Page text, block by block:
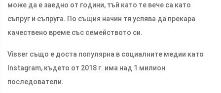
може да е заедно от години, тъй като те вече са като
съпруг и съпруга. По същия начин тя успява да прекара
качествено време със семейството си.
Visser също е доста популярна в социалните медии като
Instagram, където от 2018 г. има над 1 милион
последователи.